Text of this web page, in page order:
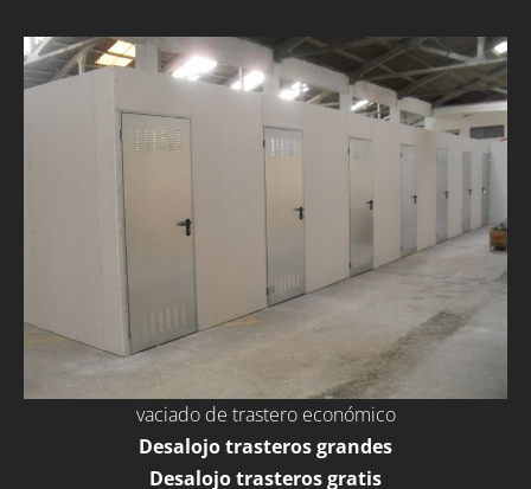
vaciado de trastero económico
Desalojo trasteros grandes
Desalojo trasteros gratis